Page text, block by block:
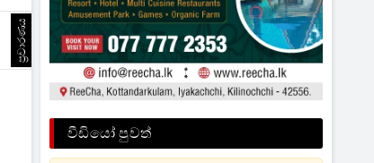
ප්‍රචාරණය
වීඩියෝ පුවත්